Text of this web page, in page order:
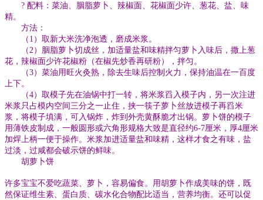
? 配料：菜油、胭脂萝卜、辣椒面、花椒面少许、葱花、盐、味
精。
方法：
（1）取新大米洗净泡透，磨成米浆。
（2）胭脂萝卜切成丝，加适量盐和味精拌匀萝卜入味后，撒上葱
花，辣椒面少许花椒粉（在椒先炒香再研粉），拌匀。
（3）菜油用旺火灸熟，除去生味后控制火力，保持油温在一百度
上下。
（4）取模子先在油锅中打一转，将米浆舀入模子内，另一次注进
米浆只占模内空间三分之一止住，挟一筷子萝卜丝放进模子再舀米
浆，将模子填满，可入锅炸，炸到外壳黄酥脆才出锅。萝卜饼的模子
用薄铁皮制成，一般圆形或六角形规格大致是直径约6-7厘米，厚4厘米
加焊上柄一便于操作。米浆加进适量盐和味精，这样才食之有味，盐
过淡，过咸都会破示饼的鲜味。
胡萝卜饼
许多宝宝不爱吃蔬菜、萝卜，容易偏食。用胡萝卜作成美味的饼，既
然保证维生素、蛋白质、碳水化合物配比适当，营养均衡。还可以促